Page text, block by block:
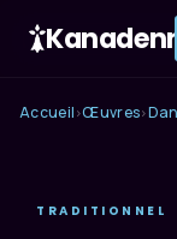
Kanadenn
Accueil ›Œuvres›
TRADITIONNEL